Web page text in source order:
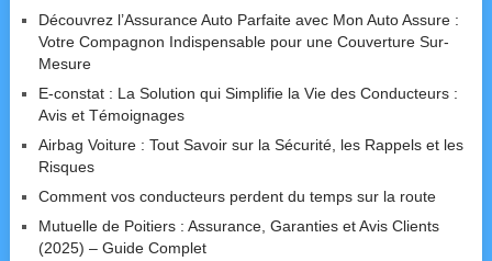
Découvrez l’Assurance Auto Parfaite avec Mon Auto Assure :
Votre Compagnon Indispensable pour une Couverture Sur-
Mesure
E-constat : La Solution qui Simplifie la Vie des Conducteurs :
Avis et Témoignages
Airbag Voiture : Tout Savoir sur la Sécurité, les Rappels et les
Risques
Comment vos conducteurs perdent du temps sur la route
Mutuelle de Poitiers : Assurance, Garanties et Avis Clients
(2025) – Guide Complet